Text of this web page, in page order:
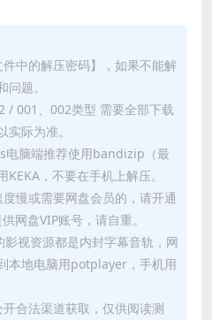
中的解压密码】，如果不能解
题。
001、002类型 需要全部下载
际为准。
电脑端推荐使用bandizip（最
，不要在手机上解压。
慢或需要网盘会员的，请开通
网盘VIP账号，请自重。
视资源都是内封字幕音轨，网
本地电脑用potplayer，手机用
合法渠道获取，仅供阅读测